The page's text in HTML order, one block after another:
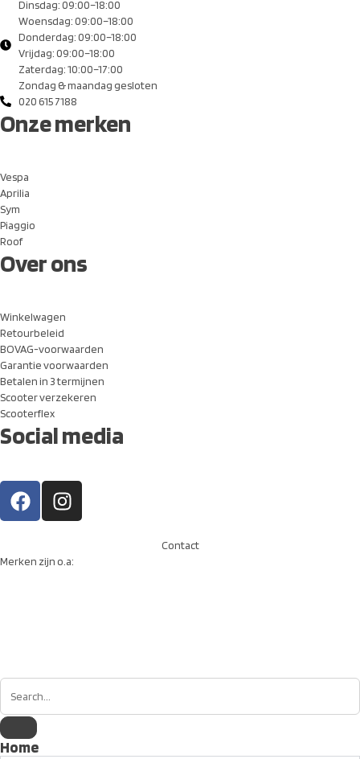
Dinsdag: 09:00–18:00
Woensdag: 09:00–18:00
Donderdag: 09:00–18:00
Vrijdag: 09:00–18:00
Zaterdag: 10:00–17:00
Zondag & maandag gesloten
020 615 7188
Onze merken
Vespa
Aprilia
Sym
Piaggio
Roof
Over ons
Winkelwagen
Retourbeleid
BOVAG-voorwaarden
Garantie voorwaarden
Betalen in 3 termijnen
Scooter verzekeren
Scooterflex
Social media
Merken zijn o.a:
Contact
Home